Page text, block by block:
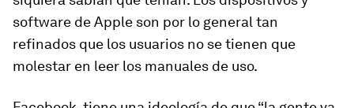
software de Apple son por lo general tan
refinados que los usuarios no se tienen que
molestar en leer los manuales de uso.